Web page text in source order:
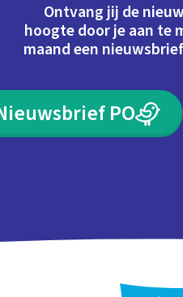
Ontvang jij de
hoogte door je aan te
maand een
PO